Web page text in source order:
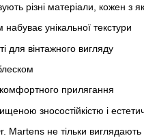
різні матеріали, кожен з
унікальної текстури
для вінтажного вигляду
прилягання
зносостійкістю і
Martens не тільки